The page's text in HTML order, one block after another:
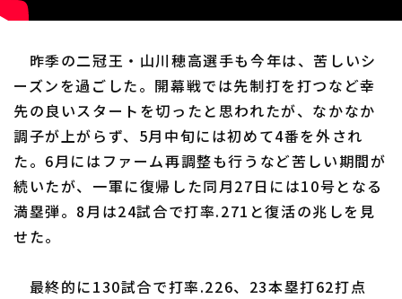
昨季の二冠王・山川穂高選手も今年は、苦しいシ
ーズンを過ごした。開幕戦では先制打を打つなど幸
先の良いスタートを切ったと思われたが、なかなか
調子が上がらず、5月中旬には初めて4番を外され
た。6月にはファーム再調整も行うなど苦しい期間が
続いたが、一軍に復帰した同月27日には10号となる
満塁弾。8月は24試合で打率.271と復活の兆しを見
せた。
最終的に130試合で打率.226、23本塁打62打点